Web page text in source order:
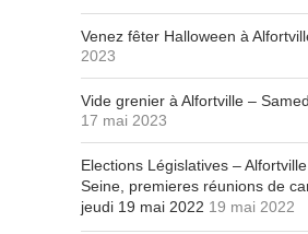
Venez fêter Halloween à
2023
Vide grenier à Alfortville –
17 mai 2023
Elections Législatives –
Seine, premieres réunions de
jeudi 19 mai 2022 19 mai 2022